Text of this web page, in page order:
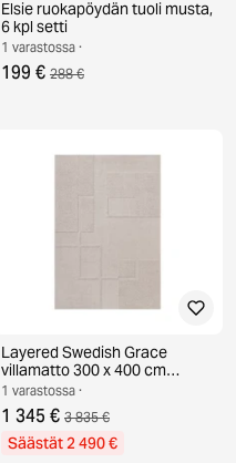
Elsie ruokapöydän tuoli musta,
6 kpl setti
1 varastossa ·
199 € 288 €
Layered Swedish Grace
villamatto 300 x 400 cm
Oatmeal
1 varastossa ·
1 345 € 3 835 €
Säästät 2 490 €